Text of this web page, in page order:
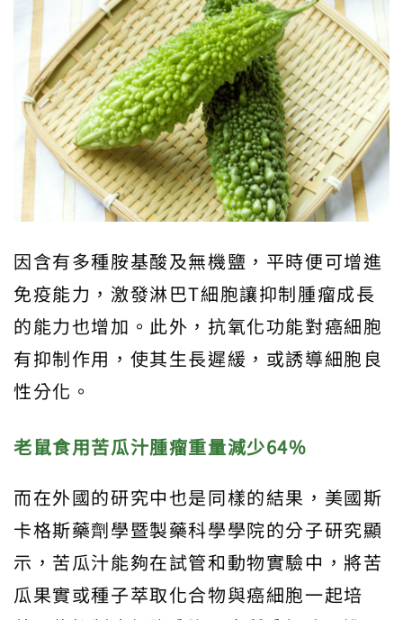
因含有多種胺基酸及無機鹽，平時便可增進
免疫能力，激發淋巴T細胞讓抑制腫瘤成長
的能力也增加。此外，抗氧化功能對癌細胞
有抑制作用，使其生長遲緩，或誘導細胞良
性分化。
老鼠食用苦瓜汁腫瘤重量減少64%
而在外國的研究中也是同樣的結果，美國斯
卡格斯藥劑學暨製藥科學學院的分子研究顯
示，苦瓜汁能夠在試管和動物實驗中，將苦
瓜果實或種子萃取化合物與癌細胞一起培